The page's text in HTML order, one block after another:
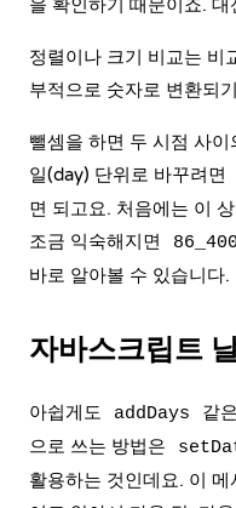
을 확인하기 때문이죠.
정렬이나 크기 비교는 비
부적으로 숫자로 변환되
뺄셈을 하면 두 시점 사
일(day) 단위로 바꾸려면
면 되고요. 처음에는 이
조금 익숙해지면
바로 알아볼 수 있습니다.
자바스크립트
아쉽게도 addDays
같
으로 쓰는 방법은
활용하는 것인데요. 이